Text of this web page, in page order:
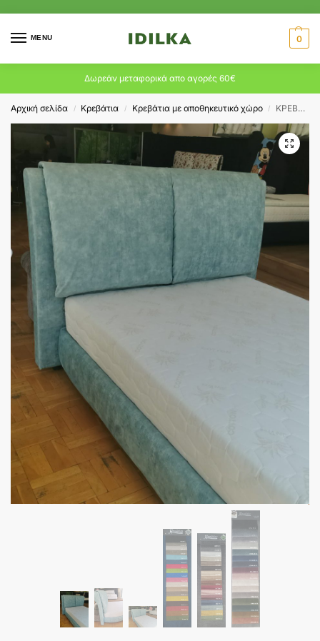
MENU 0
Δωρεάν μεταφορικά απο αγορές 60€
Αρχική σελίδα / Κρεβάτια / Κρεβάτια με αποθηκευτικό χώρο / ΚΡΕΒΑΤΙ TALIN ΜΕ ΑΠΟΘΗΚΕΥΤΙΚΟ ΧΩΡΟ